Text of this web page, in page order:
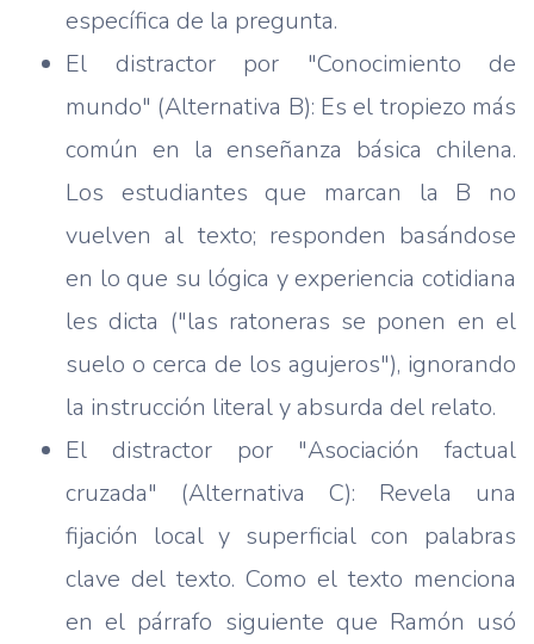
específica de la pregunta.
El distractor por "Conocimiento de
mundo" (Alternativa B): Es el tropiezo más
común en la enseñanza básica chilena.
Los estudiantes que marcan la B no
vuelven al texto; responden basándose
en lo que su lógica y experiencia cotidiana
les dicta ("las ratoneras se ponen en el
suelo o cerca de los agujeros"), ignorando
la instrucción literal y absurda del relato.
El distractor por "Asociación factual
cruzada" (Alternativa C): Revela una
fijación local y superficial con palabras
clave del texto. Como el texto menciona
en el párrafo siguiente que Ramón usó